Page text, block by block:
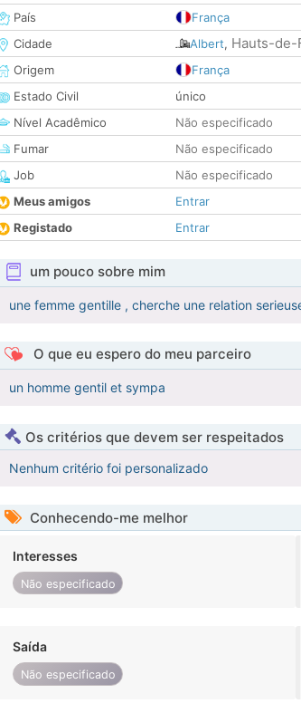
País
França
Cidade
Albert, Hauts-de-
Origem
França
Estado Civil
único
Nível Acadêmico
Não especificado
Fumar
Não especificado
Job
Não especificado
Meus amigos
Entrar
Registado
Entrar
um pouco sobre mim
une femme gentille , cherche une relation
O que eu espero do meu parceiro
un homme gentil et sympa
Os critérios que devem ser respeitados
Nenhum critério foi personalizado
Conhecendo-me melhor
Interesses
Não especificado
Saída
Não especificado